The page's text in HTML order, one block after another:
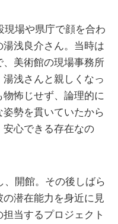
現場や県庁で顔を合わ
浅良介さん。当時は
美術館の現場事務所
浅さんと親しくなっ
怖じせず、論理的に
勢を貫いていたから
心できる存在なの
、開館。その後しばら
潜在能力を身近に見
当するプロジェクト